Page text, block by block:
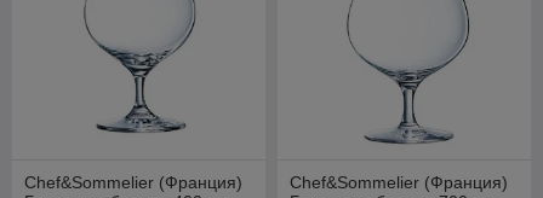
Chef&Sommelier (Франция)
Chef&Sommelier (Франция)